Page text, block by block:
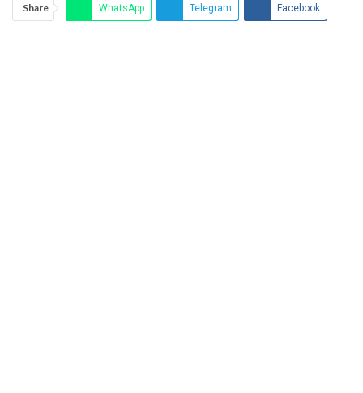
Share WhatsApp Telegram Facebook